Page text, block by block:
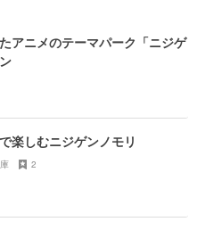
アニメのテーマパーク「ニジゲ
楽しむニジゲンノモリ
2